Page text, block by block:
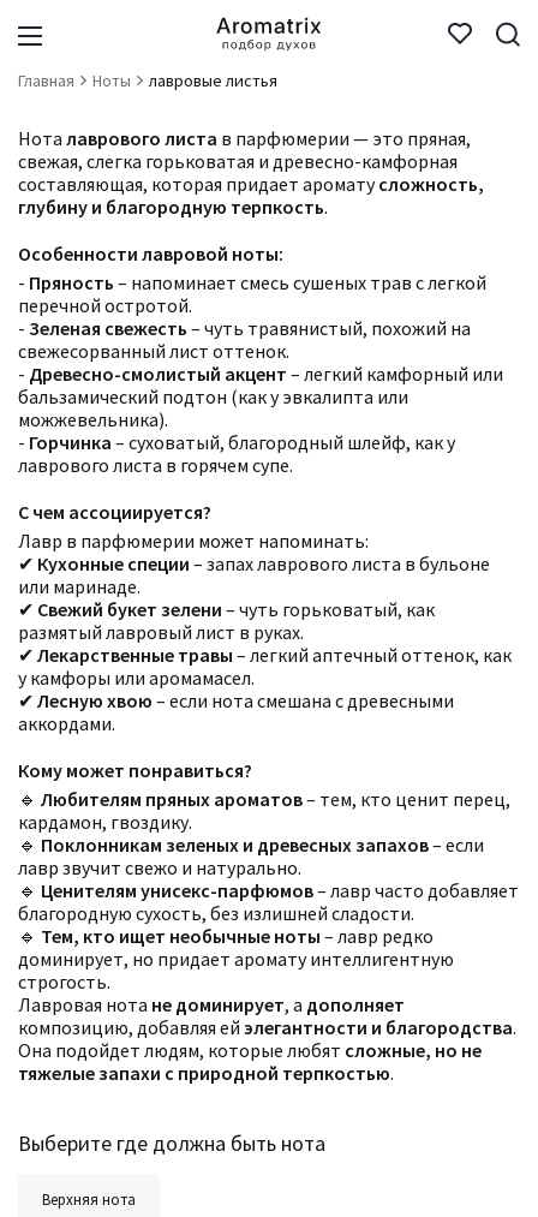
Главная Ноты лавровые листья
Нота лаврового листа в парфюмерии — это пряная,
свежая, слегка горьковатая и древесно-камфорная
составляющая, которая придает ароматусложность,
глубину и благородную терпкость.
Особенности лавровой ноты:
- Пряность – напоминает смесь сушеных трав с легкой
перечной остротой.
- Зеленая свежесть – чуть травянистый, похожий на
свежесорванный лист оттенок.
- Древесно-смолистый акцент – легкий камфорный или
бальзамический подтон (как у эвкалипта или
можжевельника).
- Горчинка – суховатый, благородный шлейф, как у
лаврового листа в горячем супе.
С чем ассоциируется?
Лавр в парфюмерии может напоминать:
✔ Кухонные специи – запах лаврового листа в бульоне
или маринаде.
✔ Свежий букет зелени – чуть горьковатый, как
размятый лавровый лист в руках.
✔ Лекарственные травы – легкий аптечный оттенок, как
у камфоры или аромамасел.
✔ Лесную хвою – если нота смешана с древесными
аккордами.
Кому может понравиться?
🔹 Любителям пряных ароматов– тем, кто ценит перец,
кардамон, гвоздику.
🔹 Поклонникам зеленых и древесных запахов– если
лавр звучит свежо и натурально.
🔹 Ценителям унисекс-парфюмов– лавр часто добавляет
благородную сухость, без излишней сладости.
🔹 Тем, кто ищет необычные ноты – лавр редко
доминирует, но придает аромату интеллигентную
строгость.
Лавровая нота не доминирует, а дополняет
композицию, добавляя ей элегантности и благородства.
Она подойдет людям, которые любят сложные, но не
тяжелые запахи с природной терпкостью.
Выберите где должна быть нота
Верхняя нота
Фильтры Сбросить все
Аккорды
Семейство
Ноты
Ароматы за последние годы
Бренды
Страна производитель